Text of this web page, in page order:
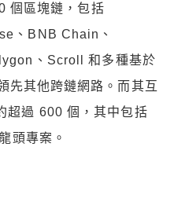
個區塊鏈，包括
、BNB Chain、
、Scroll 和多種基於
先其他跨鏈網路。而其互
超過 600 個，其中包括
頭專案。